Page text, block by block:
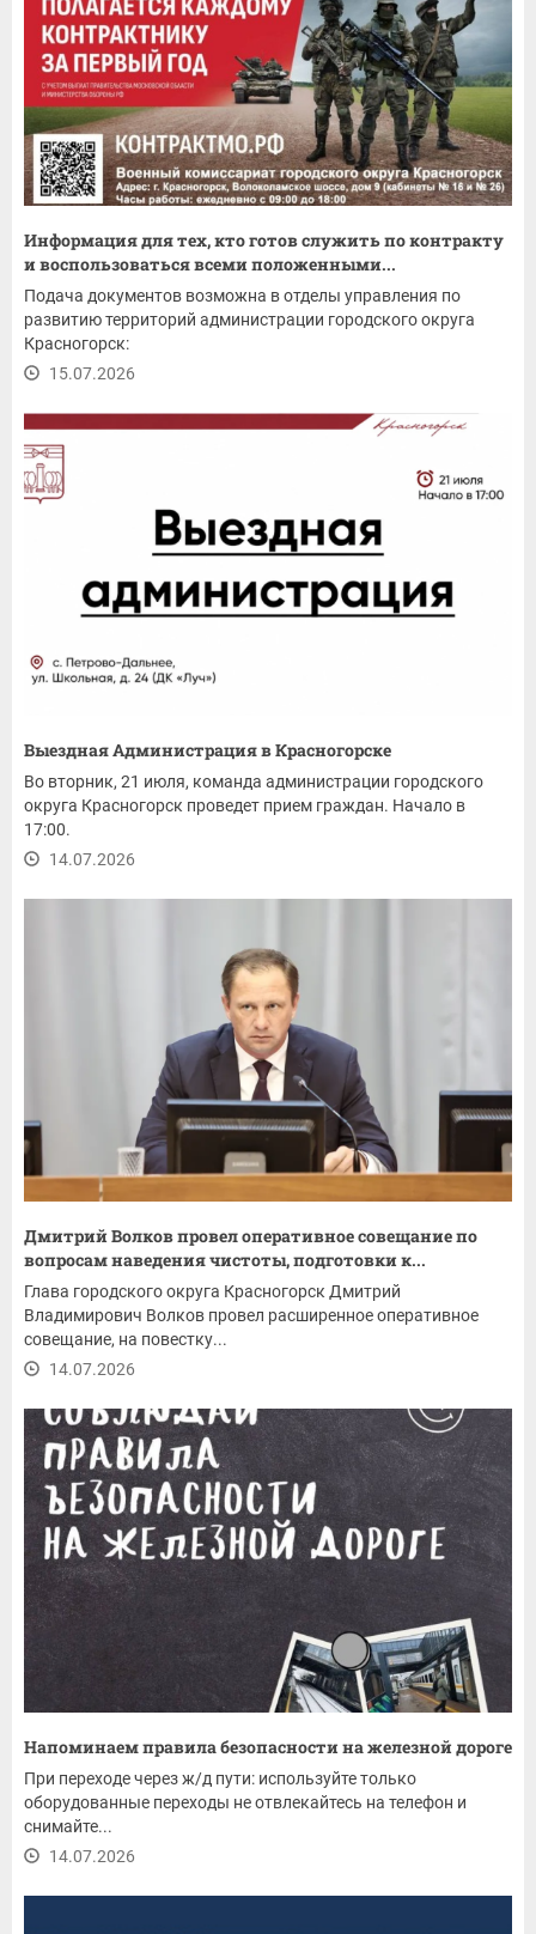
Информация для тех, кто готов служить по контракту
и воспользоваться всеми положенными...
Подача документов возможна в отделы управления по
развитию территорий администрации городского округа
Красногорск:
15.07.2026
Выездная Администрация в Красногорске
Во вторник, 21 июля, команда администрации городского
округа Красногорск проведет прием граждан. Начало в
17:00.
14.07.2026
Дмитрий Волков провел оперативное совещание по
вопросам наведения чистоты, подготовки к...
Глава городского округа Красногорск Дмитрий
Владимирович Волков провел расширенное оперативное
совещание, на повестку...
14.07.2026
Напоминаем правила безопасности на железной дороге
При переходе через ж/д пути: используйте только
оборудованные переходы не отвлекайтесь на телефон и
снимайте...
14.07.2026